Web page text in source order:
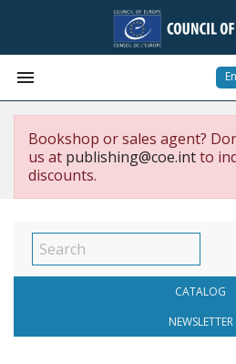

Bookshop or sales agent?
us at publishing@coe.intto
discounts.
CATALOG
NEWSLETTER